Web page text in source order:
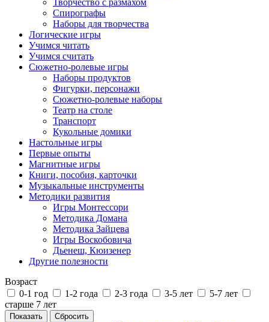
Творчество с размахом
Спирографы
Наборы для творчества
Логические игры
Учимся читать
Учимся считать
Сюжетно-ролевые игры
Наборы продуктов
Фигурки, персонажи
Сюжетно-ролевые наборы
Театр на столе
Транспорт
Кукольные домики
Настольные игры
Первые опыты
Магнитные игры
Книги, пособия, карточки
Музыкальные инструменты
Методики развития
Игры Монтессори
Методика Домана
Методика Зайцева
Игры Воскобовича
Дьенеш, Кюизенер
Другие полезности
Возраст
0-1 год
1-2 года 2-3 года 3-5 лет
5-7 лет
старше 7 лет